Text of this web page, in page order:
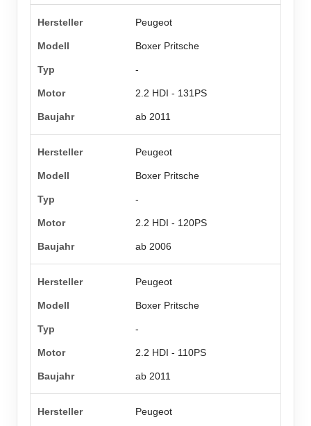
Peugeot
Boxer Pritsche
-
2.2 HDI - 131PS
ab 2011
Peugeot
Boxer Pritsche
-
2.2 HDI - 120PS
ab 2006
Peugeot
Boxer Pritsche
-
2.2 HDI - 110PS
ab 2011
Peugeot